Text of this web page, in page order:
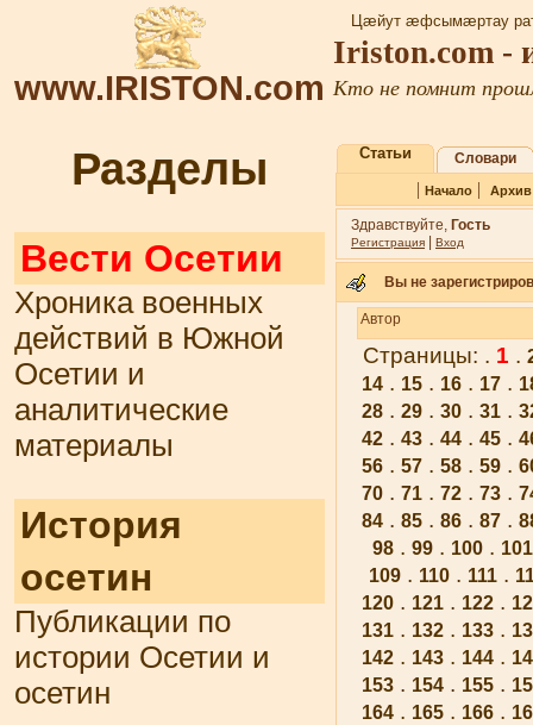
www.IRISTON.com
Цæйут æфсымæртау
Iriston.com -
Кто не помнит
Разделы
Вести Осетии
Хроника военных
действий в Южной
Осетии и
аналитические
материалы
История
осетин
Публикации по
истории Осетии и
осетин
Статьи Словари
| Начало| Архив
Здравствуйте, Гость
Регистрация Вход
Вы не
Автор
Страницы: . 1 .
14 . 15 . 16 . 17 .
28 . 29 . 30 . 31 .
42 . 43 . 44 . 45 .
56 . 57 . 58 . 59 .
70 . 71 . 72 . 73 .
84 . 85 . 86 . 87 .
98 . 99 . 100 . 101
109. 110. 111.
120 . 121 . 122 .
131 . 132 . 133 .
142 . 143 . 144 .
153 . 154 . 155 .
164 . 165 . 166 .